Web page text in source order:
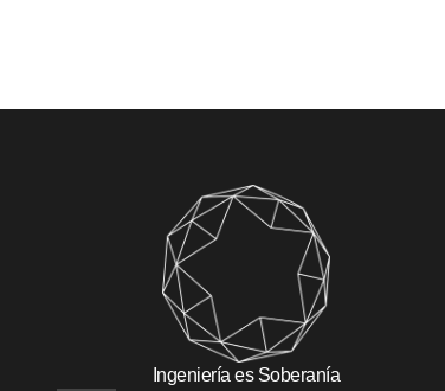
Ingeniería es Soberanía